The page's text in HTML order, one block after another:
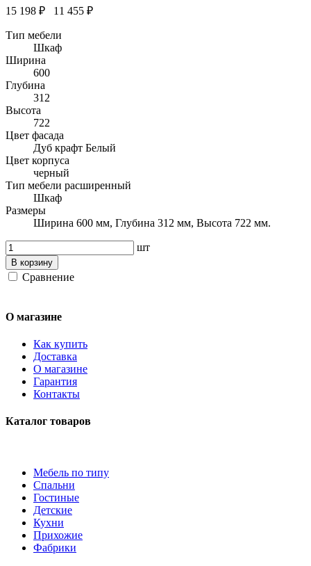
15 198 ₽ 11 455 ₽
Тип мебели
Шкаф
Ширина
600
Глубина
312
Высота
722
Цвет фасада
Дуб крафт Белый
Цвет корпуса
черный
Тип мебели расширенный
Шкаф
Размеры
Ширина 600 мм, Глубина 312 мм, Высота 722 мм.
шт
В корзину
Сравнение
О магазине
Как купить
Доставка
О магазине
Гарантия
Контакты
Каталог товаров
Мебель по типу
Спальни
Гостиные
Детские
Кухни
Прихожие
Фабрики